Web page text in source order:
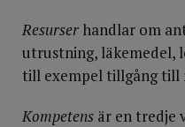
Resurser handlar om
utrustning, läkemedel,
till exempel tillgång till
Kompetens är en tredje